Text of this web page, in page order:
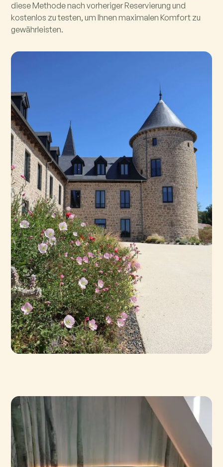
diese Methode nach vorheriger Reservierung und
kostenlos zu testen, um Ihnen maximalen Komfort zu
gewährleisten.